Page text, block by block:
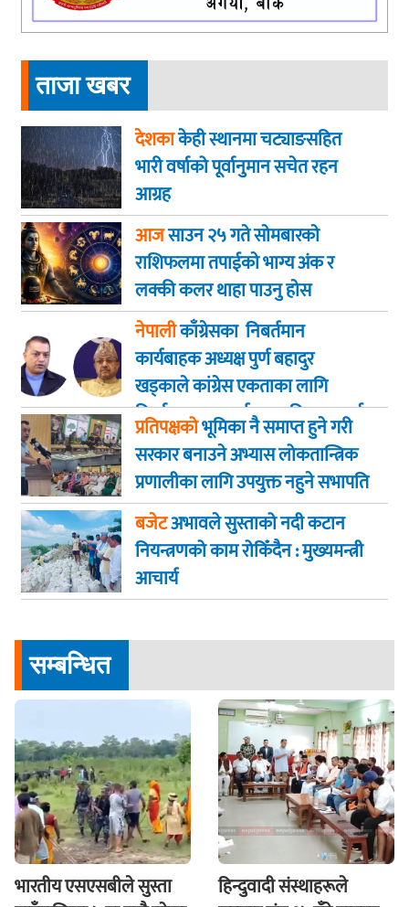
ताजा खबर
देशकाकेही स्थानमा चट्याङसहित
भारी वर्षाको पूर्वानुमान सचेत रहन
आग्रह
आजसाउन २५ गते साेमबारकाे
राशिफलमा तपाईकाे भाग्य अंक र
लक्की कलर थाहा पाउनु हाेस
नेपालीकाँग्रेसका निबर्तमान
कार्यबाहक अध्यक्ष पुर्ण बहादुर
खड्काले कांग्रेस एकताका लागि
निर्णायक पहल गर्न सभापति थापालाई
आग्रह
प्रतिपक्षकोभूमिका नै समाप्त हुने गरी
सरकार बनाउने अभ्यास लोकतान्त्रिक
प्रणालीका लागि उपयुक्त नहुने सभापति
गगन कुमार थापा
बजेटअभावले सुस्ताको नदी कटान
नियन्त्रणको काम रोकिँदैन : मुख्यमन्त्री
आचार्य
सम्बन्धित
भारतीय एसएसबीले सुस्ता
हिन्दुवादी संस्थाहरूले